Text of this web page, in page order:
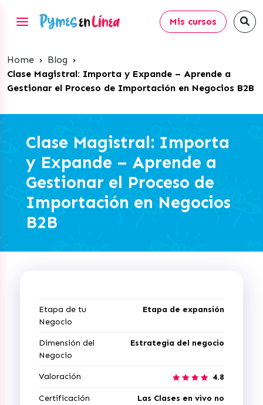
Mis cursos
Home › Blog ›
Clase Magistral: Importa y Expande – Aprende a
Gestionar el Proceso de Importación en Negocios B2B
Clase Magistral: Importa
y Expande – Aprende a
Gestionar el Proceso de
Importación en Negocios
B2B
Etapa de tu
Negocio
Etapa de expansión
Dimensión del
Negocio
Estrategia del negocio
Valoración 4.8
Certificación
Las Clases en vivo no